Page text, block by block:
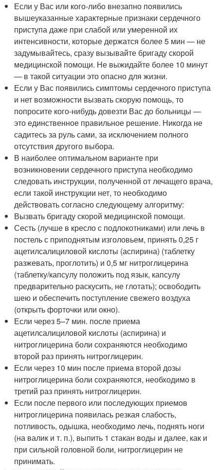
Если у Вас или кого-либо внезапно появились
вышеуказанные характерные признаки сердечного
приступа даже при слабой или умеренной их
интенсивности, которые держатся более 5 мин — не
задумывайтесь, сразу вызывайте бригаду скорой
медицинской помощи. Не выжидайте более 10 минут
— в такой ситуации это опасно для жизни.
Если у Вас появились симптомы сердечного приступа
и нет возможности вызвать скорую помощь, то
попросите кого-нибудь довезти Вас до больницы —
это единственное правильное решение. Никогда не
садитесь за руль сами, за исключением полного
отсутствия другого выбора.
В наиболее оптимальном варианте при
возникновении сердечного приступа необходимо
следовать инструкции, полученной от лечащего врача,
если такой инструкции нет, то необходимо
действовать согласно следующему алгоритму:
Вызвать бригаду скорой медицинской помощи.
Сесть (лучше в кресло с подлокотниками) или лечь в
постель с приподнятым изголовьем, принять 0,25 г
ацетилсалициловой кислоты (аспирина) (таблетку
разжевать, проглотить) и 0,5 мг нитроглицерина
(таблетку/капсулу положить под язык, капсулу
предварительно раскусить, не глотать); освободить
шею и обеспечить поступление свежего воздуха
(открыть форточки или окно).
Если через 5–7 мин. после приема
ацетилсалициловой кислоты (аспирина) и
нитроглицерина боли сохраняются необходимо
второй раз принять нитроглицерин.
Если через 10 мин после приема второй дозы
нитроглицерина боли сохраняются, необходимо в
третий раз принять нитроглицерин.
Если после первого или последующих приемов
нитроглицерина появилась резкая слабость,
потливость, одышка, необходимо лечь, поднять ноги
(на валик и т. п.), выпить 1 стакан воды и далее, как и
при сильной головной боли, нитроглицерин не
принимать.